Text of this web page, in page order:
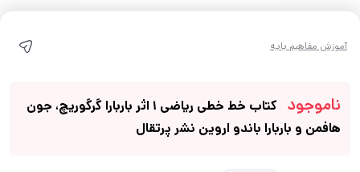
آموزش مفاهیم پایه
ناموجود
کتاب خط خطی ریاضی 1 اثر باربارا گرگوریچ، جون
هافمن و باربارا باندو اروین نشر پرتقال